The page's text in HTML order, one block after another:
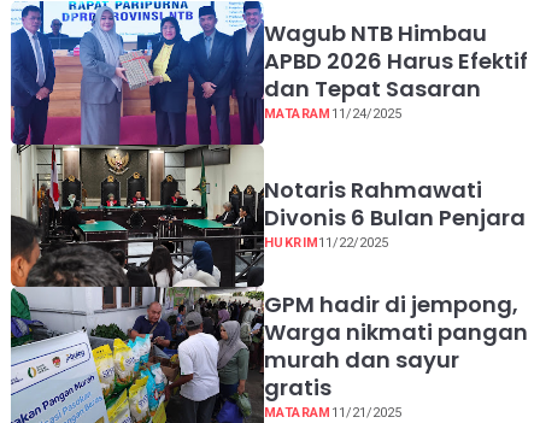
Wagub NTB Himbau
APBD 2026 Harus Efektif
dan Tepat Sasaran
MATARAM 11/24/2025
Notaris Rahmawati
Divonis 6 Bulan Penjara
HUKRIM 11/22/2025
GPM hadir di jempong,
Warga nikmati pangan
murah dan sayur
gratis
MATARAM 11/21/2025